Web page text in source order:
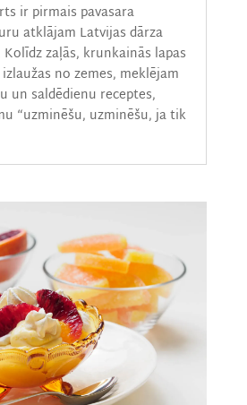
ir pirmais pavasara
atklājam Latvijas dārza
zaļās, krunkainās lapas
no zemes, meklējam
un saldēdienu receptes,
“uzminēšu, uzminēšu, ja tik